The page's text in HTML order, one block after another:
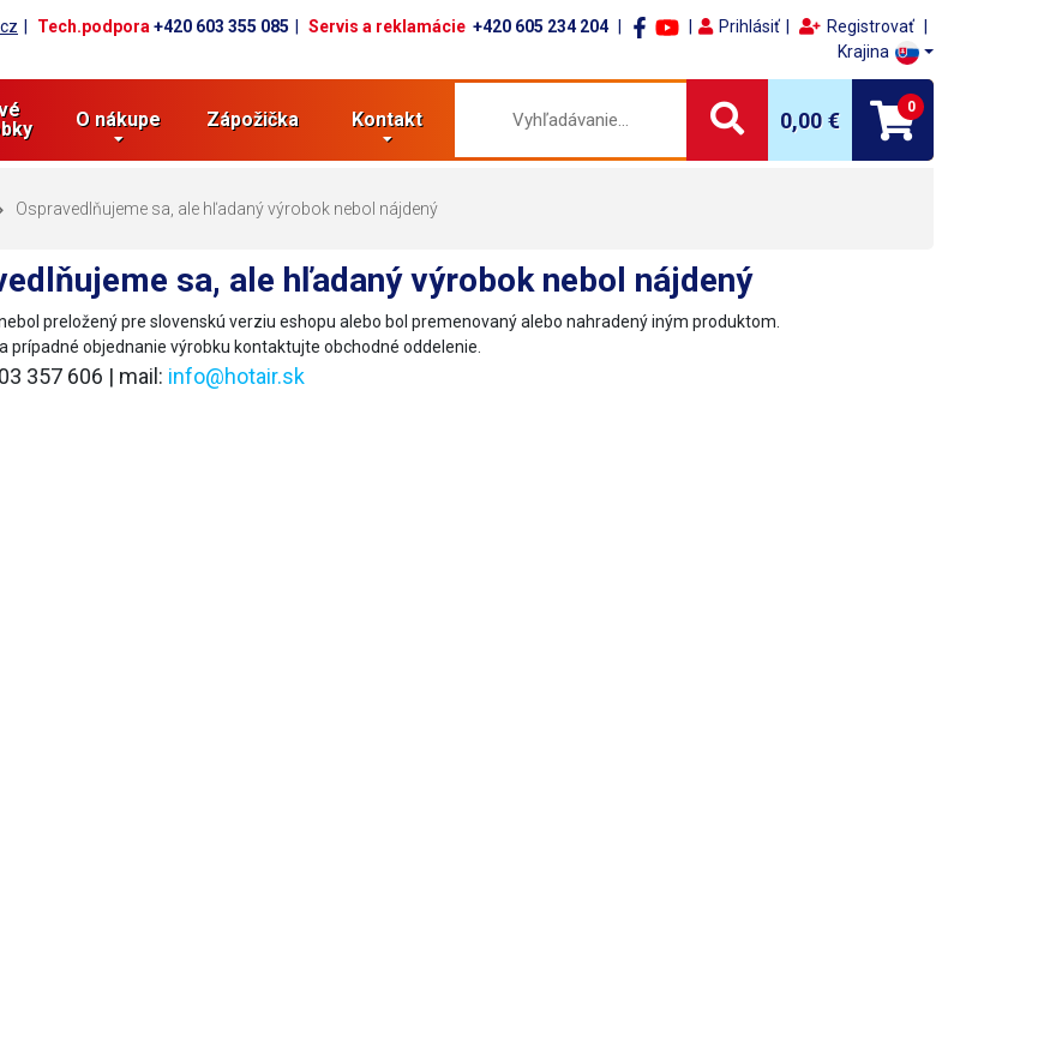
Tech.podpora +420 603 355 085 Servis a reklamácie +420 605 234 204 Prihlásiť
Registrovať
Krajina
O nákupe Zápožička Kontakt 0,00 €
0
Ospravedlňujeme sa, ale hľadaný výrobok nebol nájdený
sa, ale hľadaný výrobok nebol nájdený
preložený pre slovenskú verziu eshopu alebo bol premenovaný alebo nahradený iným produktom.
prípadné objednanie výrobku kontaktujte obchodné oddelenie.
357 606 | mail: info@hotair.sk